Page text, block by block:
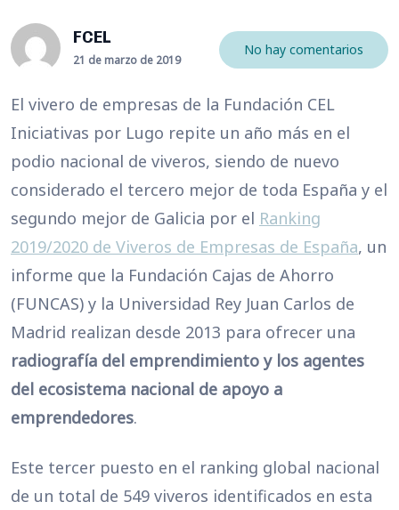
FCEL
21 de marzo de 2019
No hay comentarios
El vivero de empresas de la Fundación CEL
Iniciativas por Lugo repite un año más en el
podio nacional de viveros, siendo de nuevo
considerado el tercero mejor de toda España y el
segundo mejor de Galicia por el Ranking
2019/2020 de Viveros de Empresas de España, un
informe que la Fundación Cajas de Ahorro
(FUNCAS) y la Universidad Rey Juan Carlos de
Madrid realizan desde 2013 para ofrecer una
radiografía del emprendimiento y los agentes
del ecosistema nacional de apoyo a
emprendedores.
Este tercer puesto en el ranking global nacional
de un total de 549 viveros identificados en esta